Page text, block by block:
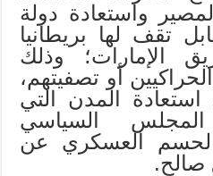
واستعادة دولة
تقف لها بريطانيا
الإمارات؛ وذلك
أو تصفيتهم،
المدن التي
السياسي
العسكري عن
صالح.